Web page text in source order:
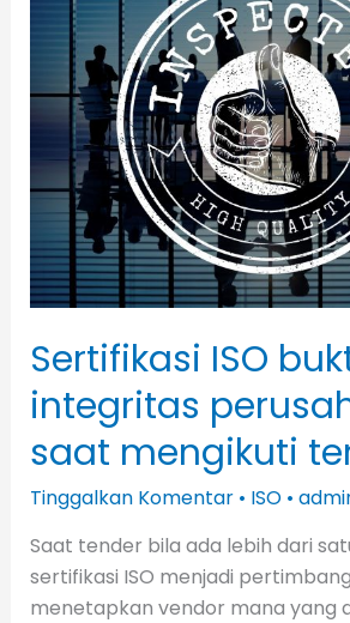
Sertifikasi ISO
integritas
saat mengikuti
Tinggalkan Komentar • ISO•
Saat tender bila ada lebih dari
sertifikasi ISO menjadi
menetapkan vendor mana yang
bukti
integritas
perusahaan
saat
mengikuti
tender